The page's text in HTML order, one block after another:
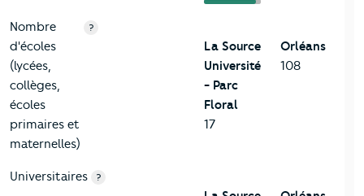
Nombre
d'écoles
(lycées,
collèges,
écoles
primaires et
maternelles)
?
La Source
Université
- Parc
Floral
17
Orléans
108
Universitaires ?